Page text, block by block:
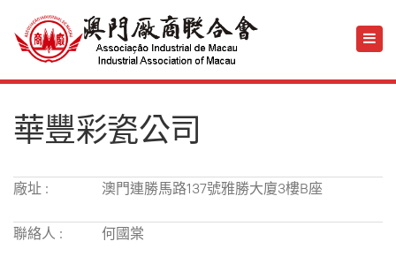
華豐彩瓷公司
廠址 : 澳門連勝馬路137號雅勝大廈3樓B座
聯絡人 : 何國棠